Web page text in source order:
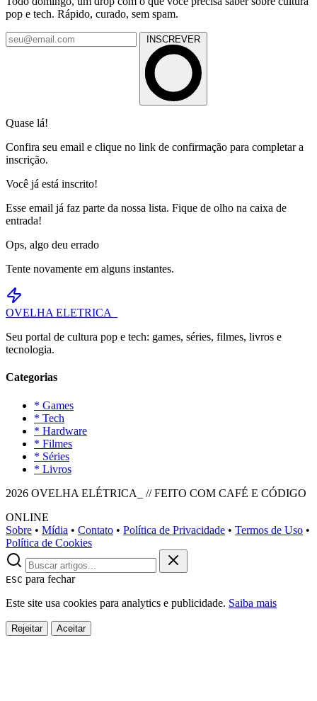
pop e tech. Rápido, curado, sem spam.
INSCREVER
Quase lá!
Confira seu email e clique no link de confirmação para completar a
inscrição.
Você já está inscrito!
Esse email já faz parte da nossa lista. Fique de olho na caixa de
entrada!
Ops, algo deu errado
Tente novamente em alguns instantes.
OVELHA ELETRICA_
Seu portal de cultura pop e tech: games, séries, filmes, livros e
tecnologia.
Categorias
* Games
* Tech
* Hardware
* Filmes
* Séries
* Livros
2026 OVELHA ELÉTRICA_ // FEITO COM CAFÉ E CÓDIGO
ONLINE
Sobre • Mídia • Contato • Política de Privacidade • Termos de Uso •
Política de Cookies
ESC para fechar
Este site usa cookies para analytics e publicidade. Saiba mais
Rejeitar Aceitar